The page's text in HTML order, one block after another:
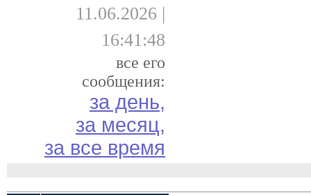
11.06.2026 |
16:41:48
все его
сообщения:
за день,
за месяц,
за все время